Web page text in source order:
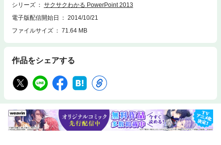
5：図形オブジェクトの作成と編集／Chapter 6：表とグラフの作成と編集
8：スライドショーの実行／Chapter 9：保存と印刷／Chapter 10：Power
Pointの活用範囲を広げる
シリーズ
サクサクわかる PowerPoint 2013
電子版配信開始日
2014/10/21
ファイルサイズ
71.64 MB
作品をシェアする